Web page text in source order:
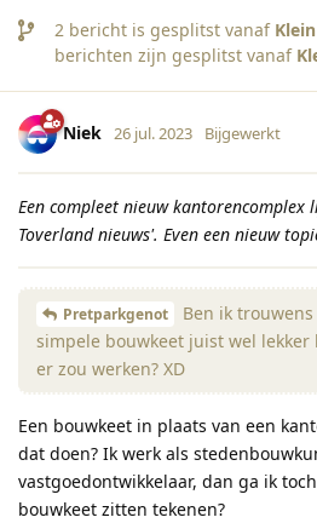
2 bericht is gesplitst vanaf
berichten zijn gesplitst vanaf
Niek 26 jul. 2023 Bijgewerkt
Een compleet nieuw kantorencomplex
Toverland nieuws'. Even een nieuw
Pretparkgenot
Ben ik
simpele bouwkeet juist wel lekker
er zou werken? XD
Een bouwkeet in plaats van een
dat doen? Ik werk als
vastgoedontwikkelaar, dan ga ik
bouwkeet zitten tekenen?